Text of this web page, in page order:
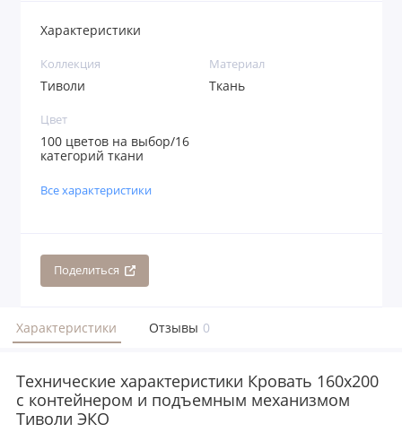
Характеристики
Коллекция
Тиволи
Материал
Ткань
Цвет
100 цветов на выбор/16
категорий ткани
Все характеристики
Поделиться
Характеристики Отзывы 0
Технические характеристики Кровать 160x200
с контейнером и подъемным механизмом
Тиволи ЭКО